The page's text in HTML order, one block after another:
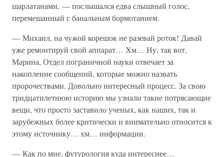
шарлатанами, — послышался едва слышный голос,
перемешанный с банальным бормотанием.
— Михаил, на чужой корешок не разевай роток! Давай
уже ремонтируй свой аппарат… Хм… Ну, так вот,
Марина, Отдел пограничной науки отвечает за
накопление сообщений, которые можно назвать
пророчествами. Довольно интересный процесс. За свою
тридцатилетнюю историю мы узнали такие потрясающие
вещи, что просто заставило ученых, как наших, так и
зарубежных более критически и внимательно относится к
этому источнику… хм… информации.
— Как по мне, футурология куда интереснее…